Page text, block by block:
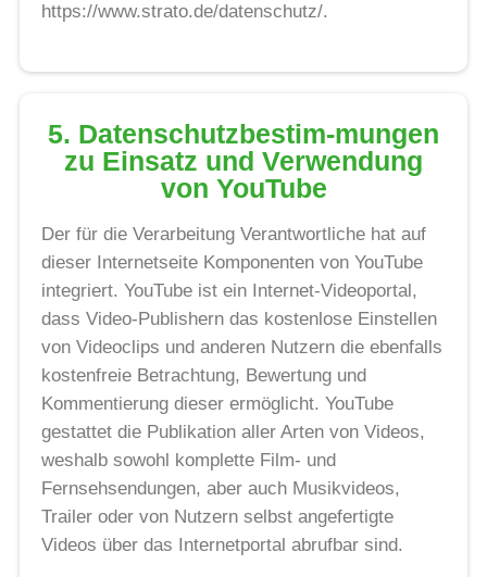
https://www.strato.de/datenschutz/.
5. Datenschutzbestim-mungen
zu Einsatz und Verwendung
von YouTube
Der für die Verarbeitung Verantwortliche hat auf
dieser Internetseite Komponenten von YouTube
integriert. YouTube ist ein Internet-Videoportal,
dass Video-Publishern das kostenlose Einstellen
von Videoclips und anderen Nutzern die ebenfalls
kostenfreie Betrachtung, Bewertung und
Kommentierung dieser ermöglicht. YouTube
gestattet die Publikation aller Arten von Videos,
weshalb sowohl komplette Film- und
Fernsehsendungen, aber auch Musikvideos,
Trailer oder von Nutzern selbst angefertigte
Videos über das Internetportal abrufbar sind.